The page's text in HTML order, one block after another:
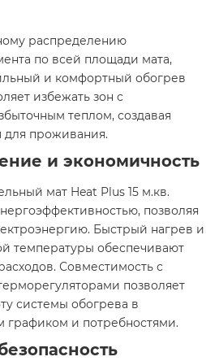
распределению
по всей площади мата,
и комфортный обогрев
избежать зон с
теплом, создавая
для проживания.​
и экономичность
мат Heat Plus 15 м.кв.
позволяя
Быстрый нагрев и
температуры обеспечивают
Совместимость с
позволяет
системы обогрева в
графиком и потребностями.​